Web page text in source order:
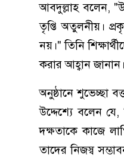
আবদুল্লাহ বলেন,
তৃপ্তি অতুলনীয়।
নয়।" তিনি
করার আহ্বান জানান।
অনুষ্ঠানে শুভেচ্ছা
উদ্দেশ্যে বলেন
দক্ষতাকে কাজে
তাদের নিজস্ব